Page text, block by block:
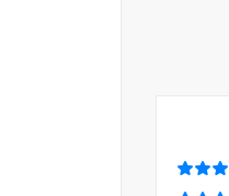
글·그림·영
AI를 쉽고 재
직장인·대학
- 송태민 (히
- 김효정 (세